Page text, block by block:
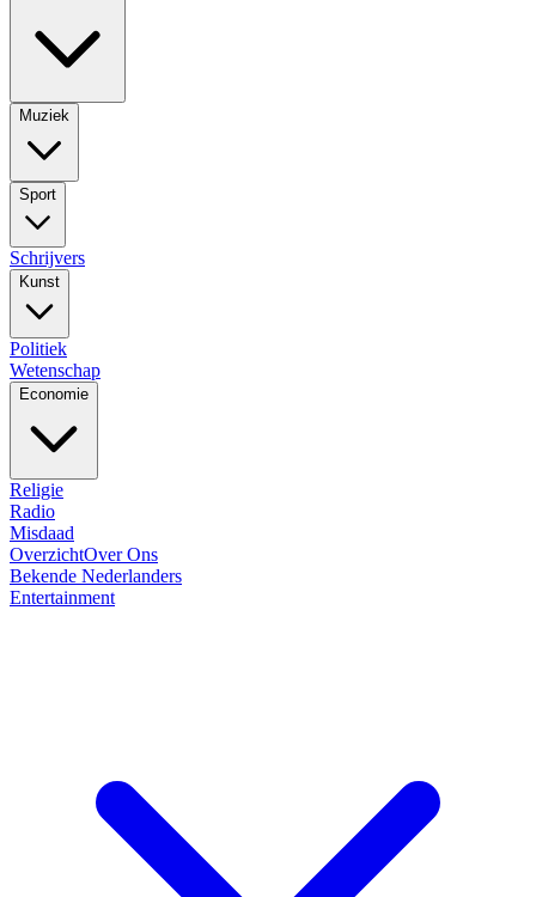
Muziek
Sport
Schrijvers
Kunst
Politiek
Wetenschap
Economie
Religie
Radio
Misdaad
OverzichtOver Ons
Bekende Nederlanders
Entertainment